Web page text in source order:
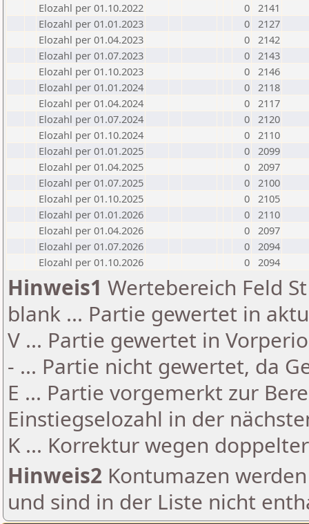
Elozahl per 01.10.2022
0 2141
Elozahl per 01.01.2023
0 2127
Elozahl per 01.04.2023
0 2142
Elozahl per 01.07.2023
0 2143
Elozahl per 01.10.2023
0 2146
Elozahl per 01.01.2024
0 2118
Elozahl per 01.04.2024
0 2117
Elozahl per 01.07.2024
0 2120
Elozahl per 01.10.2024
0 2110
Elozahl per 01.01.2025
0 2099
Elozahl per 01.04.2025
0 2097
Elozahl per 01.07.2025
0 2100
Elozahl per 01.10.2025
0 2105
Elozahl per 01.01.2026
0 2110
Elozahl per 01.04.2026
0 2097
Elozahl per 01.07.2026
0 2094
Elozahl per 01.10.2026
0 2094
Hinweis1 Wertebereich Feld
blank ... Partie gewertet in
V ... Partie gewertet in
- ... Partie nicht gewertet, da
E ... Partie vorgemerkt zur
Einstiegselozahl in der
K ... Korrektur wegen
Hinweis2 Kontumazen
und sind in der Liste nicht